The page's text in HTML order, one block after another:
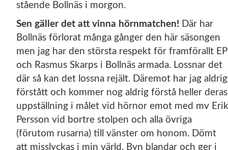
stående Bollnäs i morgon.
Sen gäller det att vinna hörnmatchen! Där har
Bollnäs förlorat många gånger den här säsongen
men jag har den största respekt för framförallt EP
och Rasmus Skarps i Bollnäs armada. Lossnar det
där så kan det lossna rejält. Däremot har jag aldrig
förstått och kommer nog aldrig förstå heller deras
uppställning i målet vid hörnor emot med mv Erik
Persson vid bortre stolpen och alla övriga
(förutom rusarna) till vänster om honom. Dömt
att misslyckas i min värld. Byn blandar och ger i